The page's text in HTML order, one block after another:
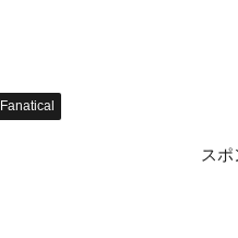
Fanatical
ス